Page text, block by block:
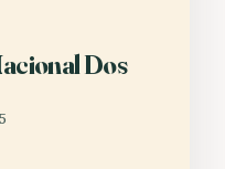
Dos